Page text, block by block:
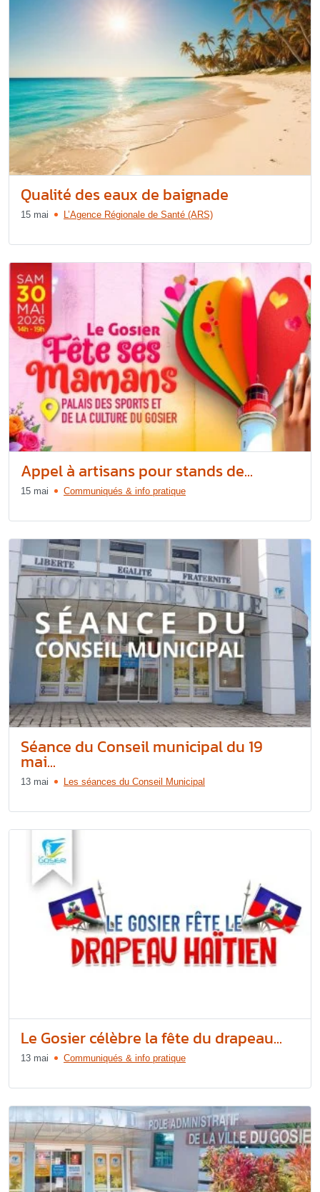
Qualité des eaux de baignade
15 mai L’Agence Régionale de Santé (ARS)
Appel à artisans pour stands de...
15 mai Communiqués & info pratique
Séance du Conseil municipal du 19
mai...
13 mai Les séances du Conseil Municipal
Le Gosier célèbre la fête du drapeau...
13 mai Communiqués & info pratique